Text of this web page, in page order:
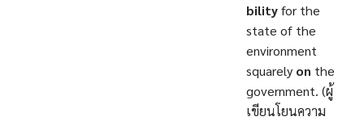
bilityfor the
state of the
environment
squarely on the
government. (ผู้
เขียนโยนความ